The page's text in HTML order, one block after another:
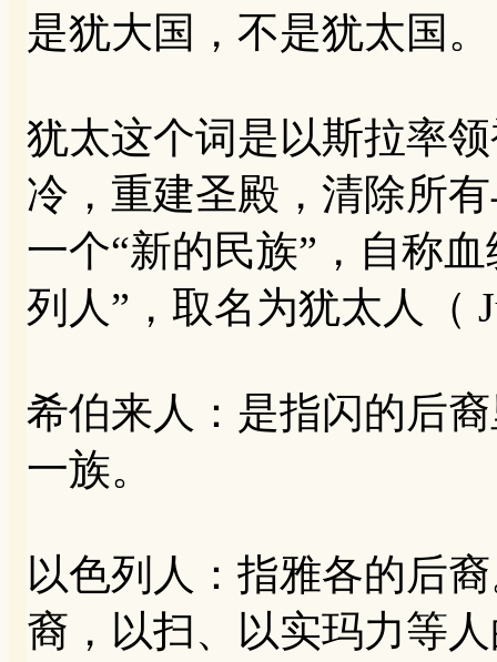
是犹大国，不是犹太国。
犹太这个词是以斯拉率
冷，重建圣殿，清除所
一个“新的民族”，自称
列人”，取名为犹太人（
希伯来人：是指闪的后
一族。
以色列人：指雅各的后
裔，以扫、以实玛力等